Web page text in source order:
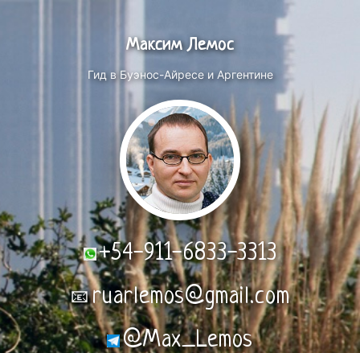
Максим Лемос
Гид в Буэнос-Айресе и Аргентине
+54-911-6833-3313
📧ruarlemos@gmail.com
@Max_Lemos